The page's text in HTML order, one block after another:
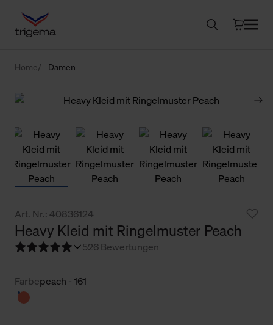
Home Damen
Art. Nr.: 40836124
Heavy Kleid mit Ringelmuster Peach
526 Bewertungen
Farbepeach - 161